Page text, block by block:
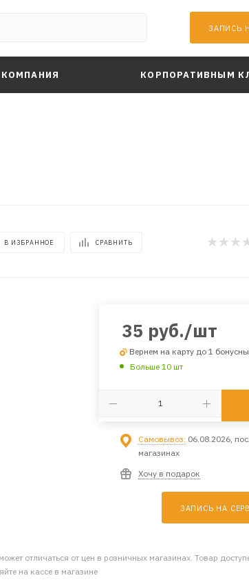
ЗАПИСЬ
КОМПАНИЯ КОРПОРАТИВНЫМ
В ИЗБРАННОЕ СРАВНИТЬ
35 руб./шт
Вернем на карту до 1
Больше 10 шт
Самовывоз: 06.08.2026,
магазинах
Хочу в подарок
ЗАПИСЬ НА
отличаться от цен в розничных магазинах. Товар
на кассе в магазине